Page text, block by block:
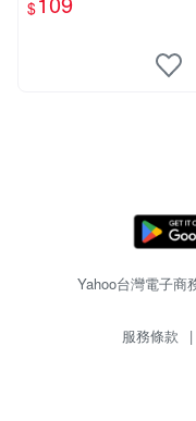
$
Yahoo台灣電子商
服務條款 |